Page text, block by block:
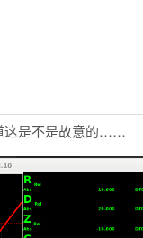
这是不是故意的……